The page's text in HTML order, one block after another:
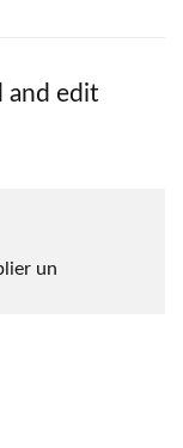
and edit
un